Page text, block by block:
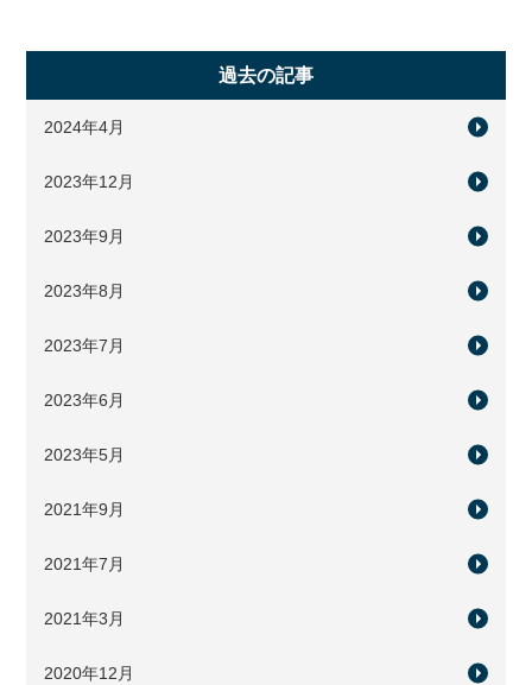
過去の記事
2024年4月
2023年12月
2023年9月
2023年8月
2023年7月
2023年6月
2023年5月
2021年9月
2021年7月
2021年3月
2020年12月